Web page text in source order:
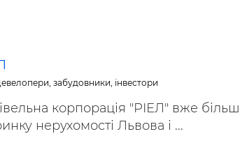
забудовники, інвестори
корпорація "РІЕЛ" вже
нерухомості Львова і ...